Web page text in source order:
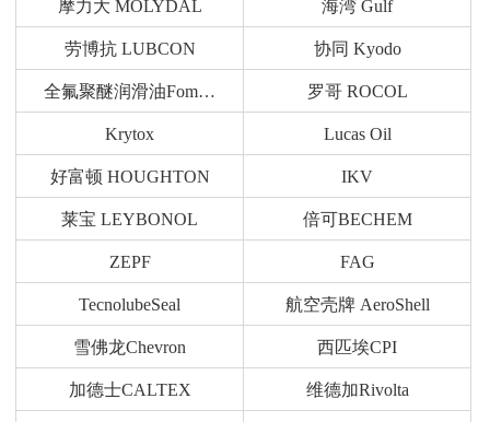
摩力大 MOLYDAL 海湾 Gulf
劳博抗 LUBCON 协同 Kyodo
全氟聚醚润滑油Fomblin 罗哥 ROCOL
Krytox Lucas Oil
好富顿 HOUGHTON IKV
莱宝 LEYBONOL 倍可BECHEM
ZEPF FAG
TecnolubeSeal 航空壳牌 AeroShell
雪佛龙Chevron 西匹埃CPI
加德士CALTEX 维德加Rivolta